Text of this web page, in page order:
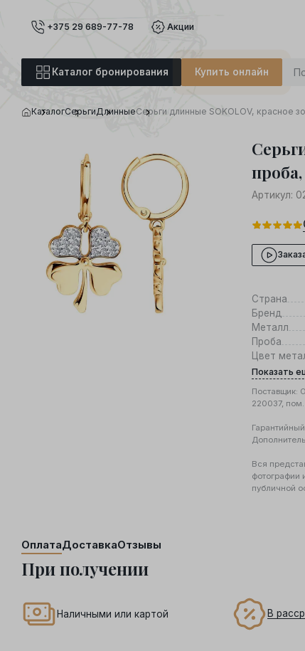
+375 29 689-77-78 Акции
Каталог бронирования Купить онлайн
КаталогСерьгиДлинныеСерьги длинные SOKOLOV, красное
Артикул:
Страна
Бренд
Металл
Проба
Цвет
Показать
Поставщик:
220037,
Вся
фотографии
публичной
Оплата
При получении
Наличными или картой В
ДоставкаОтзывы